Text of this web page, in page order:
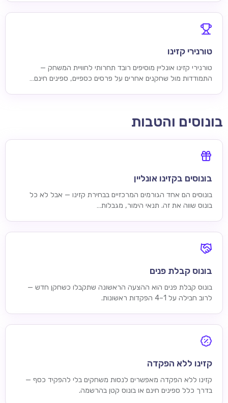
טורנירי קזינו
טורנירי קזינו אונליין מוסיפים רובד תחרותי לחוויית המשחק —
התמודדות מול שחקנים אחרים על פרסים כספיים, ספינים חינם…
בונוסים והטבות
בונוסים בקזינו אונליין
בונוסים הם אחד הגורמים המרכזיים בבחירת קזינו — אבל לא כל
בונוס שווה את זה. תנאי הימור, מגבלות…
בונוס קבלת פנים
בונוס קבלת פנים הוא ההצעה הראשונה שתקבלו כשחקן חדש —
לרוב חבילה על 1–4 הפקדות ראשונות.
קזינו ללא הפקדה
קזינו ללא הפקדה מאפשרים לנסות משחקים בלי להפקיד כסף —
בדרך כלל ספינים חינם או בונוס קטן בהרשמה.